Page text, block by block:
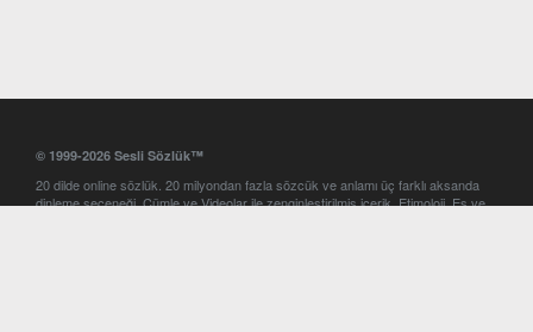
© 1999-2026 Sesli Sözlük™
20 dilde online sözlük. 20 milyondan fazla sözcük ve anlamı üç farklı aksanda
dinleme seçeneği. Cümle ve Videolar ile zenginleştirilmiş içerik. Etimoloji, Eş ve